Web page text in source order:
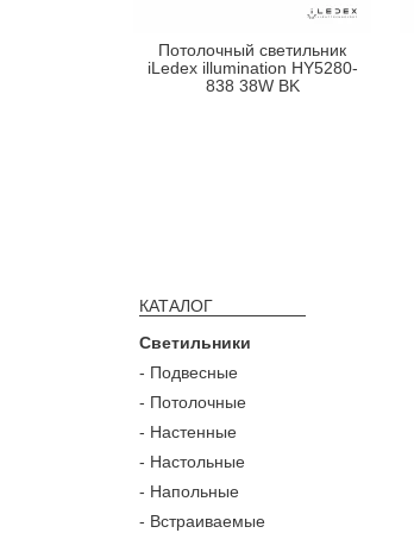
Потолочный светильник
iLedex illumination HY5280-
838 38W BK
КАТАЛОГ
Светильники
- Подвесные
- Потолочные
- Настенные
- Настольные
- Напольные
- Встраиваемые